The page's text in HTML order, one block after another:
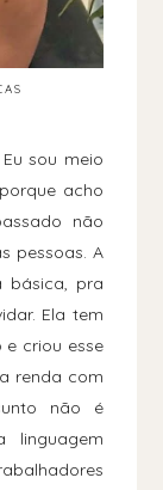
sou meio
acho
não
pessoas. A
básica, pra
Ela tem
e criou esse
renda com
não é
linguagem